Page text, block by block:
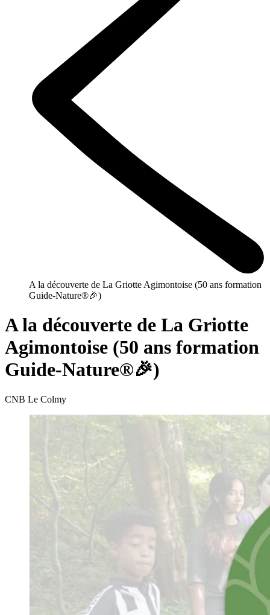
A la découverte de La Griotte Agimontoise (50 ans formation
Guide-Nature®🎉)
A la découverte de La Griotte
Agimontoise (50 ans formation
Guide-Nature®🎉)
CNB Le Colmy